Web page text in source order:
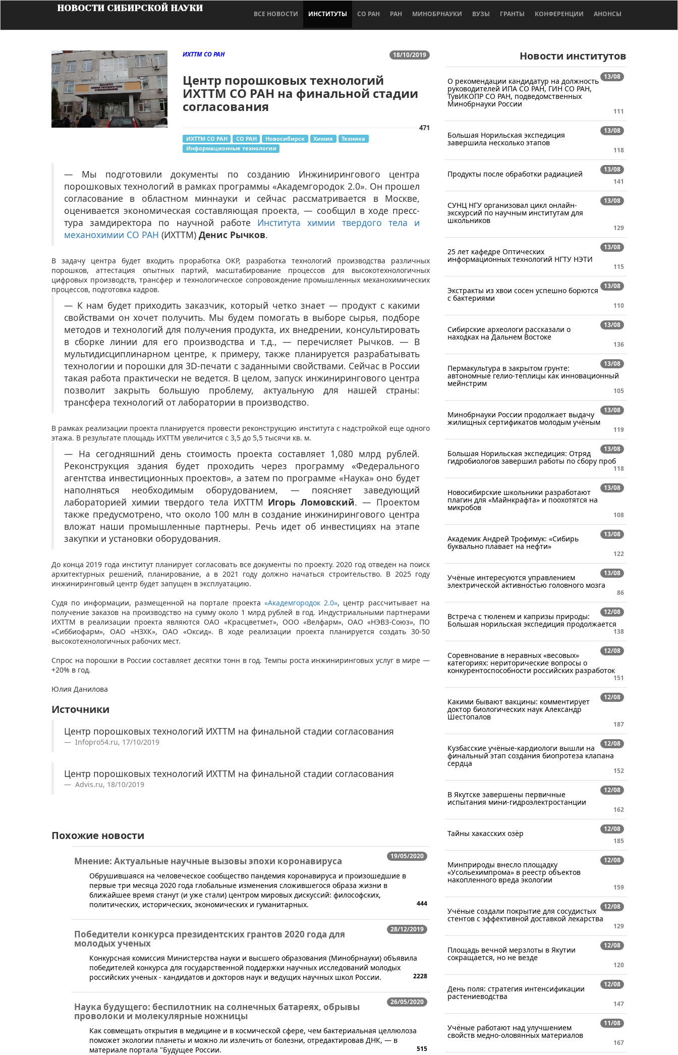
НОВОСТИ СИБИРСКОЙ НАУКИ
ВСЕ НОВОСТИ ИНСТИТУТЫ СО РАН РАН МИНОБРНАУКИ ВУЗЫ ГРАНТЫ КОНФЕРЕНЦИИ АНОНСЫ
18/10/2019
ИХТТМ СО РАН
Центр порошковых технологий
ИХТТМ СО РАН на финальной стадии
согласования
471
ИХТТМ СО РАН СО РАН Новосибирск Химия
Техника
Информационные технологии
— Мы подготовили документы по созданию Инжинирингового центра
порошковых технологий в рамках программы «Академгородок 2.0». Он прошел
согласование в областном миннауки и сейчас рассматривается в Москве,
оценивается экономическая составляющая проекта, — сообщил в ходе пресс-
тура замдиректора по научной работе Института химии твердого тела и
механохимии СО РАН (ИХТТМ) Денис Рычков.
В задачу центра будет входить проработка ОКР, разработка технологий производства различных
порошков, аттестация опытных партий, масштабирование процессов для высокотехнологичных
цифровых производств, трансфер и технологическое сопровождение промышленных механохимических
процессов, подготовка кадров.
— К нам будет приходить заказчик, который четко знает — продукт с какими
свойствами он хочет получить. Мы будем помогать в выборе сырья, подборе
методов и технологий для получения продукта, их внедрении, консультировать
в сборке линии для его производства и т.д., — перечисляет Рычков. — В
мультидисциплинарном центре, к примеру, также планируется разрабатывать
технологии и порошки для 3D-печати с заданными свойствами. Сейчас в России
такая работа практически не ведется. В целом, запуск инжинирингового центра
позволит закрыть большую проблему, актуальную для нашей страны:
трансфера технологий от лаборатории в производство.
В рамках реализации проекта планируется провести реконструкцию института с надстройкой еще одного
этажа. В результате площадь ИХТТМ увеличится с 3,5 до 5,5 тысячи кв. м.
— На сегодняшний день стоимость проекта составляет 1,080 млрд рублей.
Реконструкция здания будет проходить через программу «Федерального
агентства инвестиционных проектов», а затем по программе «Наука» оно будет
наполняться необходимым оборудованием, — поясняет заведующий
лабораторией химии твердого тела ИХТТМ Игорь Ломовский. — Проектом
также предусмотрено, что около 100 млн в создание инжинирингового центра
вложат наши промышленные партнеры. Речь идет об инвестициях на этапе
закупки и установки оборудования.
До конца 2019 года институт планирует согласовать все документы по проекту. 2020 год отведен на поиск
архитектурных решений, планирование, а в 2021 году должно начаться строительство. В 2025 году
инжиниринговый центр будет запущен в эксплуатацию.
Судя по информации, размещенной на портале проекта «Академгородок 2.0», центр рассчитывает на
получение заказов на производство на сумму около 1 млрд рублей в год. Индустриальными партнерами
ИХТТМ в реализации проекта являются ОАО «Красцветмет», ООО «Велфарм», ОАО «НЭВЗ-Союз», ПО
«Сиббиофарм», ОАО «НЗХК», ОАО «Оксид». В ходе реализации проекта планируется создать 30-50
высокотехнологичных рабочих мест.
Спрос на порошки в России составляет десятки тонн в год. Темпы роста инжиниринговых услуг в мире —
+20% в год.
Юлия Данилова
Источники
Центр порошковых технологий ИХТТМ на финальной стадии согласования
Infopro54.ru, 17/10/2019
Центр порошковых технологий ИХТТМ на финальной стадии согласования
Advis.ru, 18/10/2019
Похожие новости
19/05/2020
Мнение: Актуальные научные вызовы эпохи коронавируса
Обрушившаяся на человеческое сообщество пандемия коронавируса и произошедшие в
первые три месяца 2020 года глобальные изменения сложившегося образа жизни в
ближайшее время станут (и уже стали) центром мировых дискуссий: философских,
политических, исторических, экономических и гуманитарных.
444
28/12/2019
Победители конкурса президентских грантов 2020 года для
молодых ученых
​​Конкурсная комиссия Министерства науки и высшего образования (Минобрнауки) объявила
победителей конкурса для государственной поддержки научных исследований молодых
российских ученых - кандидатов и докторов наук и ведущих научных школ России.
2228
26/05/2020
Наука будущего: беспилотник на солнечных батареях, обрывы
проволоки и молекулярные ножницы
Как совмещать открытия в медицине и в космической сфере, чем бактериальная целлюлоза
поможет экологии планеты и можно ли излечить от болезни, отредактировав ДНК, — в
материале портала "Будущее России.
515
Новости институтов
13/08
О рекомендации кандидатур на должность
руководителей ИПА СО РАН, ГИН СО РАН,
ТувИКОПР СО РАН, подведомственных
Минобрнауки России
111
13/08
Большая Норильская экспедиция
завершила несколько этапов
118
13/08
Продукты после обработки радиацией
141
13/08
СУНЦ НГУ организовал цикл онлайн-
экскурсий по научным институтам для
школьников
129
13/08
25 лет кафедре Оптических
информационных технологий НГТУ НЭТИ
115
13/08
Экстракты из хвои сосен успешно борются
с бактериями
110
13/08
Сибирские археологи рассказали о
находках на Дальнем Востоке
136
13/08
Пермакультура в закрытом грунте:
автономные гелио-теплицы как инновационный
мейнстрим
105
13/08
Минобрнауки России продолжает выдачу
жилищных сертификатов молодым учёным
119
13/08
Большая Норильская экспедиция: Отряд
гидробиологов завершил работы по сбору проб
118
13/08
Новосибирские школьники разработают
плагин для «Майнкрафта» и поохотятся на
микробов
108
13/08
Академик Андрей Трофимук: «Сибирь
буквально плавает на нефти»
122
13/08
Учёные интересуются управлением
электрической активностью головного мозга
86
12/08
Встреча с тюленем и капризы природы:
Большая норильская экспедиция продолжается
138
12/08
Соревнование в неравных «весовых»
категориях: нериторические вопросы о
конкурентоспособности российских разработок
151
12/08
Какими бывают вакцины: комментирует
доктор биологических наук Александр
Шестопалов
187
12/08
Кузбасские учёные-кардиологи вышли на
финальный этап создания биопротеза клапана
сердца
152
12/08
В Якутске завершены первичные
испытания мини-гидроэлектростанции
162
12/08
Тайны хакасских озёр
185
12/08
Минприроды внесло площадку
«Усольехимпрома» в реестр объектов
накопленного вреда экологии
159
12/08
Учёные создали покрытие для сосудистых
стентов с эффективной доставкой лекарства
129
12/08
Площадь вечной мерзлоты в Якутии
сокращается, но не везде
120
12/08
День поля: стратегия интенсификации
растениеводства
147
11/08
Учёные работают над улучшением
свойств медно-оловянных материалов
167